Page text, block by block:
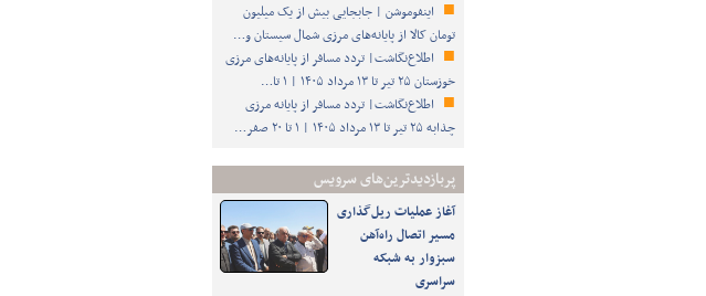
اینفوموشن | جابجایی بیش از یک میلیون
تومان کالا از پایانه‌های مرزی شمال سیستان و…
اطلاع‌نگاشت| تردد مسافر از پایانه‌های مرزی
خوزستان ۲۵ تیر تا ۱۳ مرداد ۱۴۰۵ | ۱ تا…
اطلاع‌نگاشت| تردد مسافر از پایانه‌ مرزی
چذابه ۲۵ تیر تا ۱۳ مرداد ۱۴۰۵ | ۱ تا ۲۰ صفر…
پربازدیدترین‌های سرویس
آغاز عملیات ریل‌گذاری
مسیر اتصال راه‌آهن
سبزوار به شبکه
سراسری